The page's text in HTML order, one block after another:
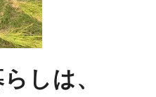
しは、